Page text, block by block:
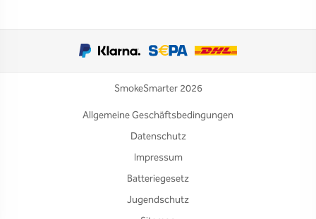
SmokeSmarter 2026
Allgemeine Geschäftsbedingungen
Datenschutz
Impressum
Batteriegesetz
Jugendschutz